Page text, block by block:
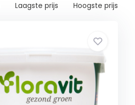
Laagste prijs Hoogste prijs